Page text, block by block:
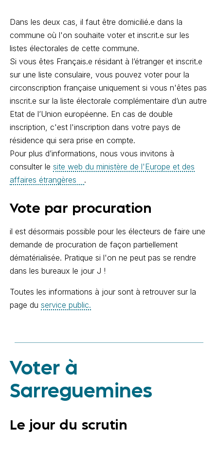
Dans les deux cas, il faut être domicilié.e dans la
commune où l'on souhaite voter et inscrit.e sur les
listes électorales de cette commune.
Si vous êtes Français.e résidant à l’étranger et inscrit.e
sur une liste consulaire, vous pouvez voter pour la
circonscription française uniquement si vous n'êtes pas
inscrit.e sur la liste électorale complémentaire d’un autre
Etat de l’Union européenne. En cas de double
inscription, c'est l'inscription dans votre pays de
résidence qui sera prise en compte.
Pour plus d’informations, nous vous invitons à
consulter le site web du ministère de l'Europe et des
affaires étrangères
.
Vote par procuration
il est désormais possible pour les électeurs de faire une
demande de procuration de façon partiellement
dématérialisée. Pratique si l'on ne peut pas se rendre
dans les bureaux le jour J !
Toutes les informations à jour sont à retrouver sur la
page du service public.
Voter à
Sarreguemines
Le jour du scrutin